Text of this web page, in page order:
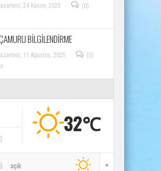
24 Kasım, 2025
(0)
BİLGİLENDİRME
11 Ağustos, 2025
(0)
32℃
açık